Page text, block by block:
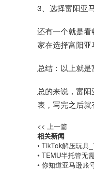
3、选择富阳亚
还有一个就是
家在选择富阳亚
总结：以上就
总的来说，富
表，写完之后就
<< 上一篇
相关新闻
• TikTok解压玩具
• TEMU半托管无
• 你知道亚马逊账